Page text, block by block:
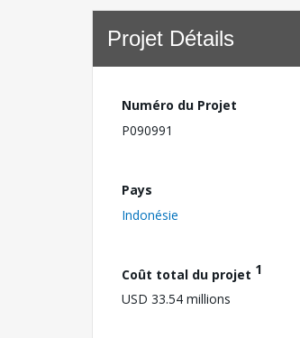
Projet Détails
Numéro du Projet
P090991
Pays
Indonésie
Coût total du projet 1
USD 33.54 millions